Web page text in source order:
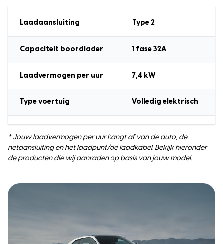
Laadaansluiting Type 2
Capaciteit boordlader 1 fase 32A
Laadvermogen per uur 7,4 kW
Type voertuig Volledig elektrisch
* Jouw laadvermogen per uur hangt af van de auto, de
netaansluiting en het laadpunt/de laadkabel. Bekijk hieronder
de producten die wij aanraden op basis van jouw model.